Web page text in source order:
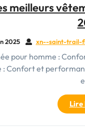
meilleurs
2025 xn--saint-trail-
pour homme :
: Confort et
Lire